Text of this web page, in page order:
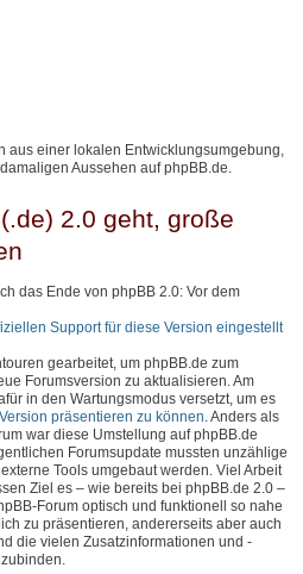
aus einer lokalen Entwicklungsumgebung,
Aussehen auf phpBB.de.
2.0 geht, große
das Ende von phpBB 2.0: Vor dem
Support für diese Version eingestellt
gearbeitet, um phpBB.de zum
Forumsversion zu aktualisieren. Am
in den Wartungsmodus versetzt, um es
präsentieren zu können. Anders als
war diese Umstellung auf phpBB.de
Forumsupdate mussten unzählige
Tools umgebaut werden. Viel Arbeit
Ziel es – wie bereits bei phpBB.de 2.0 –
Forum optisch und funktionell so nahe
zu präsentieren, andererseits aber auch
die vielen Zusatzinformationen und -